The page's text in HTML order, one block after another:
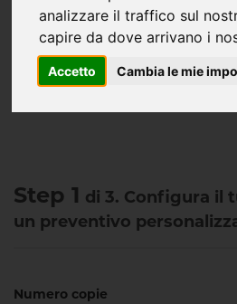
analizzare il traffico sul
capire da dove arrivano i
Accetto Cambia le mie
A partire da € 34,89
I prodotti più semplici e belli di sempre.
qualità di stampa e del preventivo
trasmetti con stile la tua immagine.
Le più avanzate tecnologie di stampa
Step 1 di 3. Configura il
un preventivo
Numero copie